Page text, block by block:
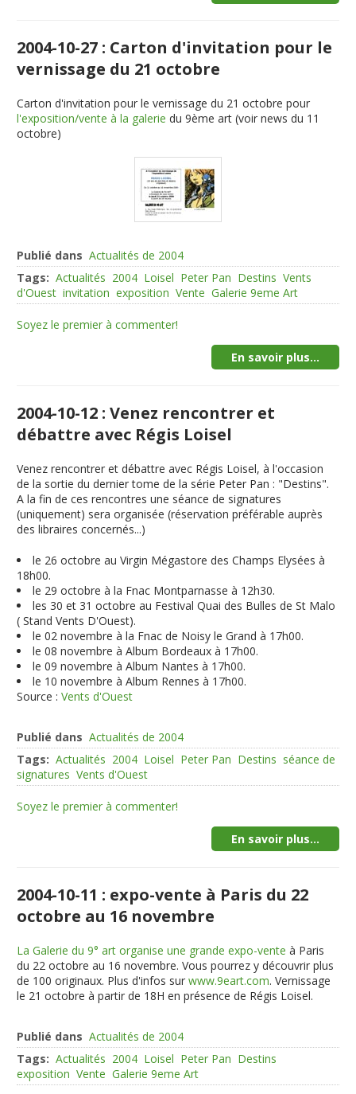
2004-10-27 : Carton d'invitation pour le
vernissage du 21 octobre
Carton d'invitation pour le vernissage du 21 octobre pour
l'exposition/vente à la galeriedu 9ème art (voir news du 11
octobre)
Publié dans Actualités de 2004
Tags: Actualités 2004 Loisel Peter Pan Destins Vents
d'Ouest invitation exposition Vente Galerie 9eme Art
Soyez le premier à commenter!
En savoir plus...
2004-10-12 : Venez rencontrer et
débattre avec Régis Loisel
Venez rencontrer et débattre avec Régis Loisel, à l'occasion
de la sortie du dernier tome de la série Peter Pan : "Destins".
A la fin de ces rencontres une séance de signatures
(uniquement) sera organisée (réservation préférable auprès
des libraires concernés...)
le 26 octobre au Virgin Mégastore des Champs Elysées à
18h00.
le 29 octobre à la Fnac Montparnasse à 12h30.
les 30 et 31 octobre au Festival Quai des Bulles de St Malo
( Stand Vents D'Ouest).
le 02 novembre à la Fnac de Noisy le Grand à 17h00.
le 08 novembre à Album Bordeaux à 17h00.
le 09 novembre à Album Nantes à 17h00.
le 10 novembre à Album Rennes à 17h00.
Source :Vents d'Ouest
Publié dans Actualités de 2004
Tags: Actualités 2004 Loisel Peter Pan Destins séance de
signatures Vents d'Ouest
Soyez le premier à commenter!
En savoir plus...
2004-10-11 : expo-vente à Paris du 22
octobre au 16 novembre
La Galerie du 9° art organise une grande expo-vente à Paris
du 22 octobre au 16 novembre. Vous pourrez y découvrir plus
de 100 originaux. Plus d'infos surwww.9eart.com. Vernissage
le 21 octobre à partir de 18Hen présence de Régis Loisel.
Publié dans Actualités de 2004
Tags: Actualités 2004 Loisel Peter Pan Destins
exposition Vente Galerie 9eme Art